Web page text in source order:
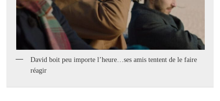
David boit peu importe l’heure…ses amis tentent de le faire
réagir